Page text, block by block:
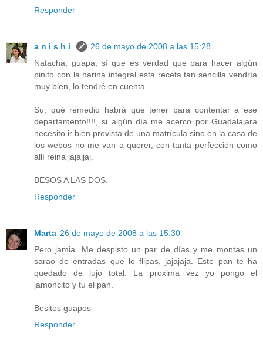
Responder
a n i s h i
26 de mayo de 2008 a las 15:28
Natacha, guapa, sí que es verdad que para hacer algún
pinito con la harina integral esta receta tan sencilla vendría
muy bien, lo tendré en cuenta.
Su, qué remedio habrá que tener para contentar a ese
departamento!!!!, si algún día me acerco por Guadalajara
necesito ir bien provista de una matrícula sino en la casa de
los webos no me van a querer, con tanta perfección como
allí reina jajajjaj.
BESOS A LAS DOS.
Responder
Marta 26 de mayo de 2008 a las 15:30
Pero jamia. Me despisto un par de días y me montas un
sarao de entradas que lo flipas, jajajaja. Este pan te ha
quedado de lujo total. La proxima vez yo pongo el
jamoncito y tu el pan.
Besitos guapos
Responder